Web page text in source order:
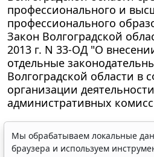
профессионального и
профессионального
Закон Волгоградской
2013 г. N 33-ОД "О
отдельные
Волгоградской области в
организации деятельности
административных
Мы обрабатываем локальные
браузера и используем